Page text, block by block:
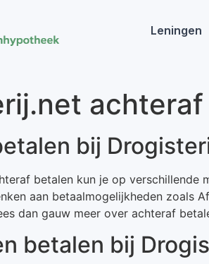
Leningen
bij
betalen kun je op
aan betaalmogelijkheden zoals
dan gauw meer over achteraf
betalen bij